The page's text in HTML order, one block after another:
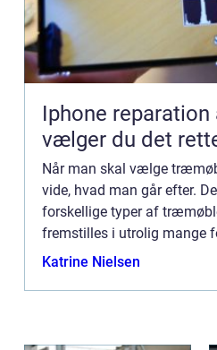
Iphone reparation
vælger du det
Når man skal vælge
vide, hvad man går efter.
forskellige typer af
fremstilles i utrolig mange
kan derfor være svært at
Katrine Nielsen